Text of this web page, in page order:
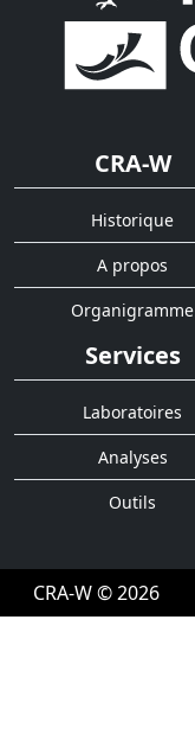
CRA-W
Historique
A propos
Organigramme
Services
Laboratoires
Analyses
Outils
CRA-W © 2026